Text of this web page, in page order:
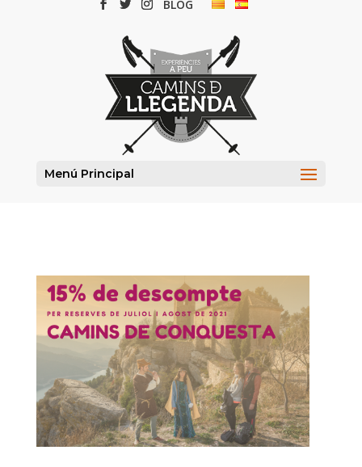
BLOG
Menú Principal